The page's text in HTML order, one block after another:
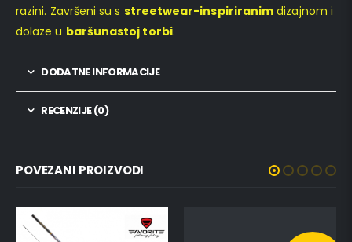
razini. Završeni su s streetwear-inspiriranim dizajnom i
dolaze u baršunastoj torbi.
DODATNE INFORMACIJE
RECENZIJE (0)
POVEZANI PROIZVODI